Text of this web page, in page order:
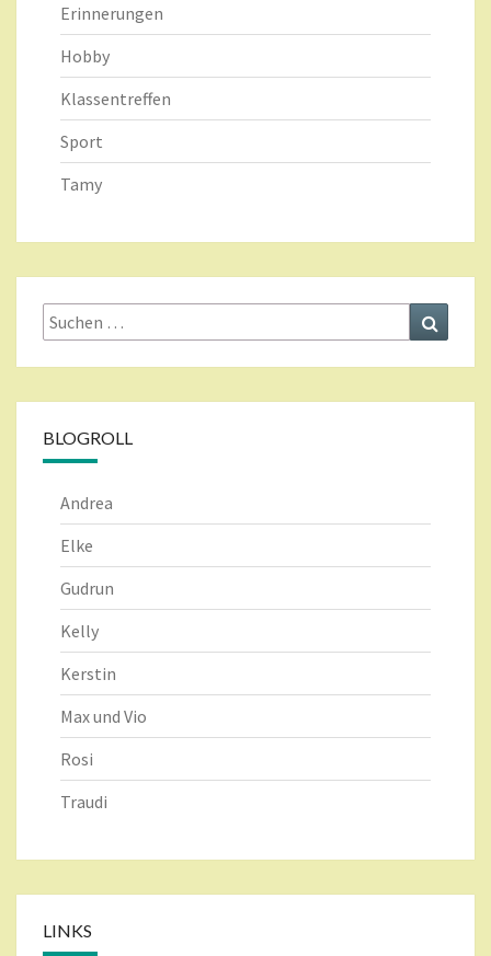
Erinnerungen
Hobby
Klassentreffen
Sport
Tamy
Suche
nach:
BLOGROLL
Andrea
Elke
Gudrun
Kelly
Kerstin
Max und Vio
Rosi
Traudi
LINKS